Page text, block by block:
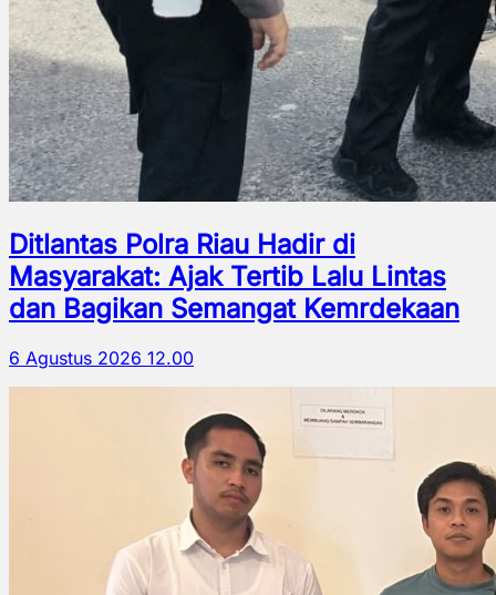
Ditlantas Polra Riau Hadir di
Masyarakat: Ajak Tertib Lalu Lintas
dan Bagikan Semangat Kemrdekaan
6 Agustus 2026 12.00